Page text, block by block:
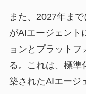
また、2027年ま
がAIエージェント
ョンとプラット
る。これは、標準
築されたAIエージ